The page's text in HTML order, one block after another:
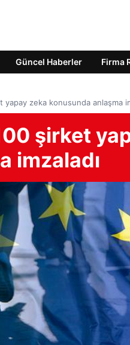
Güncel Haberler Firma
zeka konusunda anlaşma
şirket
imzaladı